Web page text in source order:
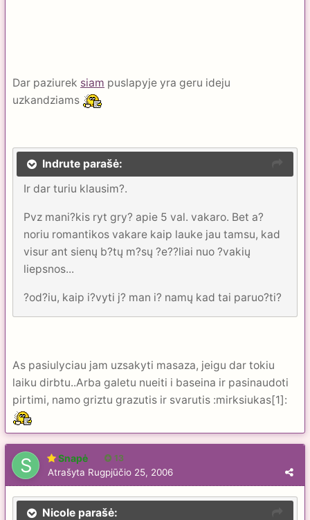
Dar paziurek siam puslapyje yra geru ideju
uzkandziams
Indrute parašė:
Ir dar turiu klausim?.
Pvz mani?kis ryt gry? apie 5 val. vakaro. Bet a?
noriu romantikos vakare kaip lauke jau tamsu, kad
visur ant sienų b?tų m?sų ?e??liai nuo ?vakių
liepsnos...
?od?iu, kaip i?vyti j? man i? namų kad tai paruo?ti?
As pasiulyciau jam uzsakyti masaza, jeigu dar tokiu
laiku dirbtu..Arba galetu nueiti i baseina ir pasinaudoti
pirtimi, namo griztu grazutis ir svarutis :mirksiukas[1]:
Snapė 13
Atrašyta Rugpjūčio 25, 2006
Nicole parašė: